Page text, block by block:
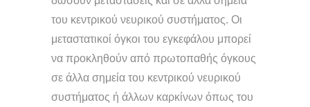
του κεντρικού νευρικού συστήματος. Οι
μεταστατικοί όγκοι του εγκεφάλου μπορεί
να προκληθούν από πρωτοπαθής όγκους
σε άλλα σημεία του κεντρικού νευρικού
συστήματος ή άλλων καρκίνων όπως του